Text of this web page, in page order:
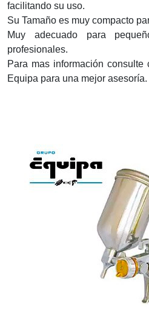
facilitando su uso.
Su Tamaño es muy compacto
Muy adecuado para
profesionales.
Para mas información
Equipa para una mejor asesoría.